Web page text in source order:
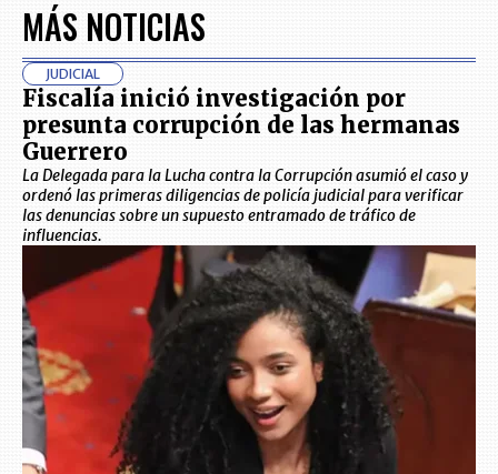
MÁS NOTICIAS
JUDICIAL
Fiscalía inició investigación por
presunta corrupción de las hermanas
Guerrero
La Delegada para la Lucha contra la Corrupción asumió el caso y
ordenó las primeras diligencias de policía judicial para verificar
las denuncias sobre un supuesto entramado de tráfico de
influencias.